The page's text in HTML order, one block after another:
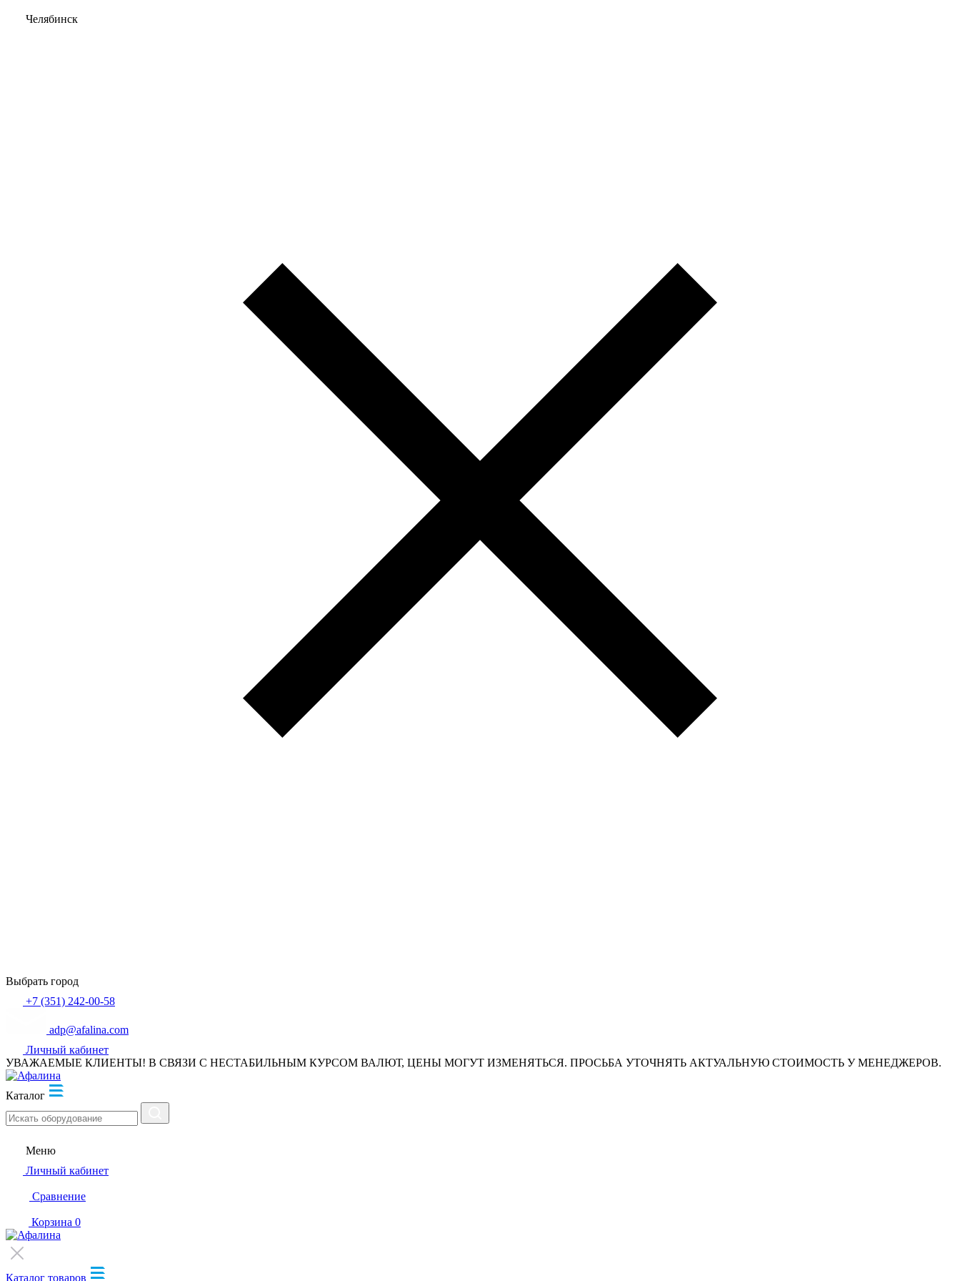
Челябинск
Выбрать город
+7 (351) 242-00-58
adp@afalina.com
Личный кабинет
УВАЖАЕМЫЕ КЛИЕНТЫ! В СВЯЗИ С НЕСТАБИЛЬНЫМ КУРСОМ ВАЛЮТ, ЦЕНЫ МОГУТ ИЗМЕНЯТЬСЯ. ПРОСЬБА УТОЧНЯТЬ АКТУАЛЬНУЮ СТОИМОСТЬ У МЕНЕДЖЕРОВ.
Каталог
Меню
Личный кабинет
Сравнение
Корзина 0
Каталог товаров